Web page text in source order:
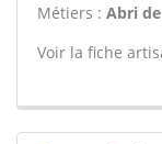
Métiers : Abri
Voir la fiche